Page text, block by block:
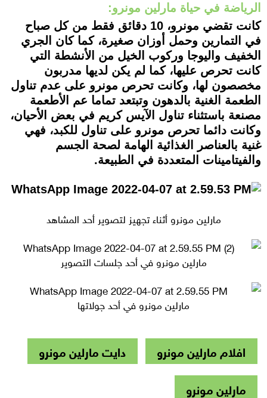
الرياضة في حياة مارلين مونرو:
كانت تقضي مونرو، 10 دقائق فقط من كل صباح
في التمارين وحمل أوزان صغيرة، كما كان الجري
الخفيف واليوجا وركوب الخيل من الأنشطة التي
كانت تحرص عليها، كما لم يكن لديها مدربون
مخصصون لها، وكانت تحرص مونرو على عدم تناول
الطعمة الغنية بالدهون وتبتعد تماما عم الأطعمة
مصنعة باستثناء تناول الآيس كريم في بعض الأحيان،
وكانت دائما تحرص مونرو على تناول للكبد، فهي
غنية بالعناصر الغذائية الهامة لصحة الجسم
والفيتامينات المتعددة في الطبيعة.
مارلين مونرو أثناء تجهيز لتصوير أحد المشاهد
مارلين مونرو في أحد جلسات التصوير
مارلين مونرو في أحد جولاتها
افلام مارلين مونرو
دايت مارلين مونرو
مارلين مونرو